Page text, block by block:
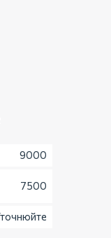
9000
7500